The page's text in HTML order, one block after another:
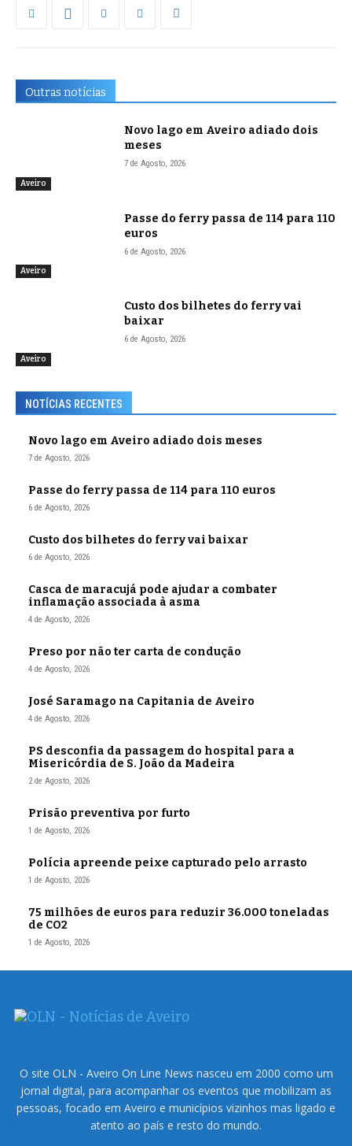
Outras notícias
Aveiro
Novo lago em Aveiro adiado dois
meses
7 de Agosto, 2026
Aveiro
Passe do ferry passa de 114 para 110
euros
6 de Agosto, 2026
Aveiro
Custo dos bilhetes do ferry vai
baixar
6 de Agosto, 2026
NOTÍCIAS RECENTES
Novo lago em Aveiro adiado dois meses
7 de Agosto, 2026
Passe do ferry passa de 114 para 110 euros
6 de Agosto, 2026
Custo dos bilhetes do ferry vai baixar
6 de Agosto, 2026
Casca de maracujá pode ajudar a combater
inflamação associada à asma
4 de Agosto, 2026
Preso por não ter carta de condução
4 de Agosto, 2026
José Saramago na Capitania de Aveiro
4 de Agosto, 2026
PS desconfia da passagem do hospital para a
Misericórdia de S. João da Madeira
2 de Agosto, 2026
Prisão preventiva por furto
1 de Agosto, 2026
Polícia apreende peixe capturado pelo arrasto
1 de Agosto, 2026
75 milhões de euros para reduzir 36.000 toneladas
de CO2
1 de Agosto, 2026
O site OLN - Aveiro On Line News nasceu em 2000 como um
jornal digital, para acompanhar os eventos que mobilizam as
pessoas, focado em Aveiro e municípios vizinhos mas ligado e
atento ao país e resto do mundo.